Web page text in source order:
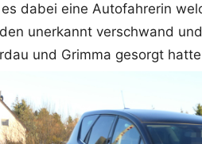
dabei eine Autofahrerin
unerkannt verschwand
und Grimma gesorgt